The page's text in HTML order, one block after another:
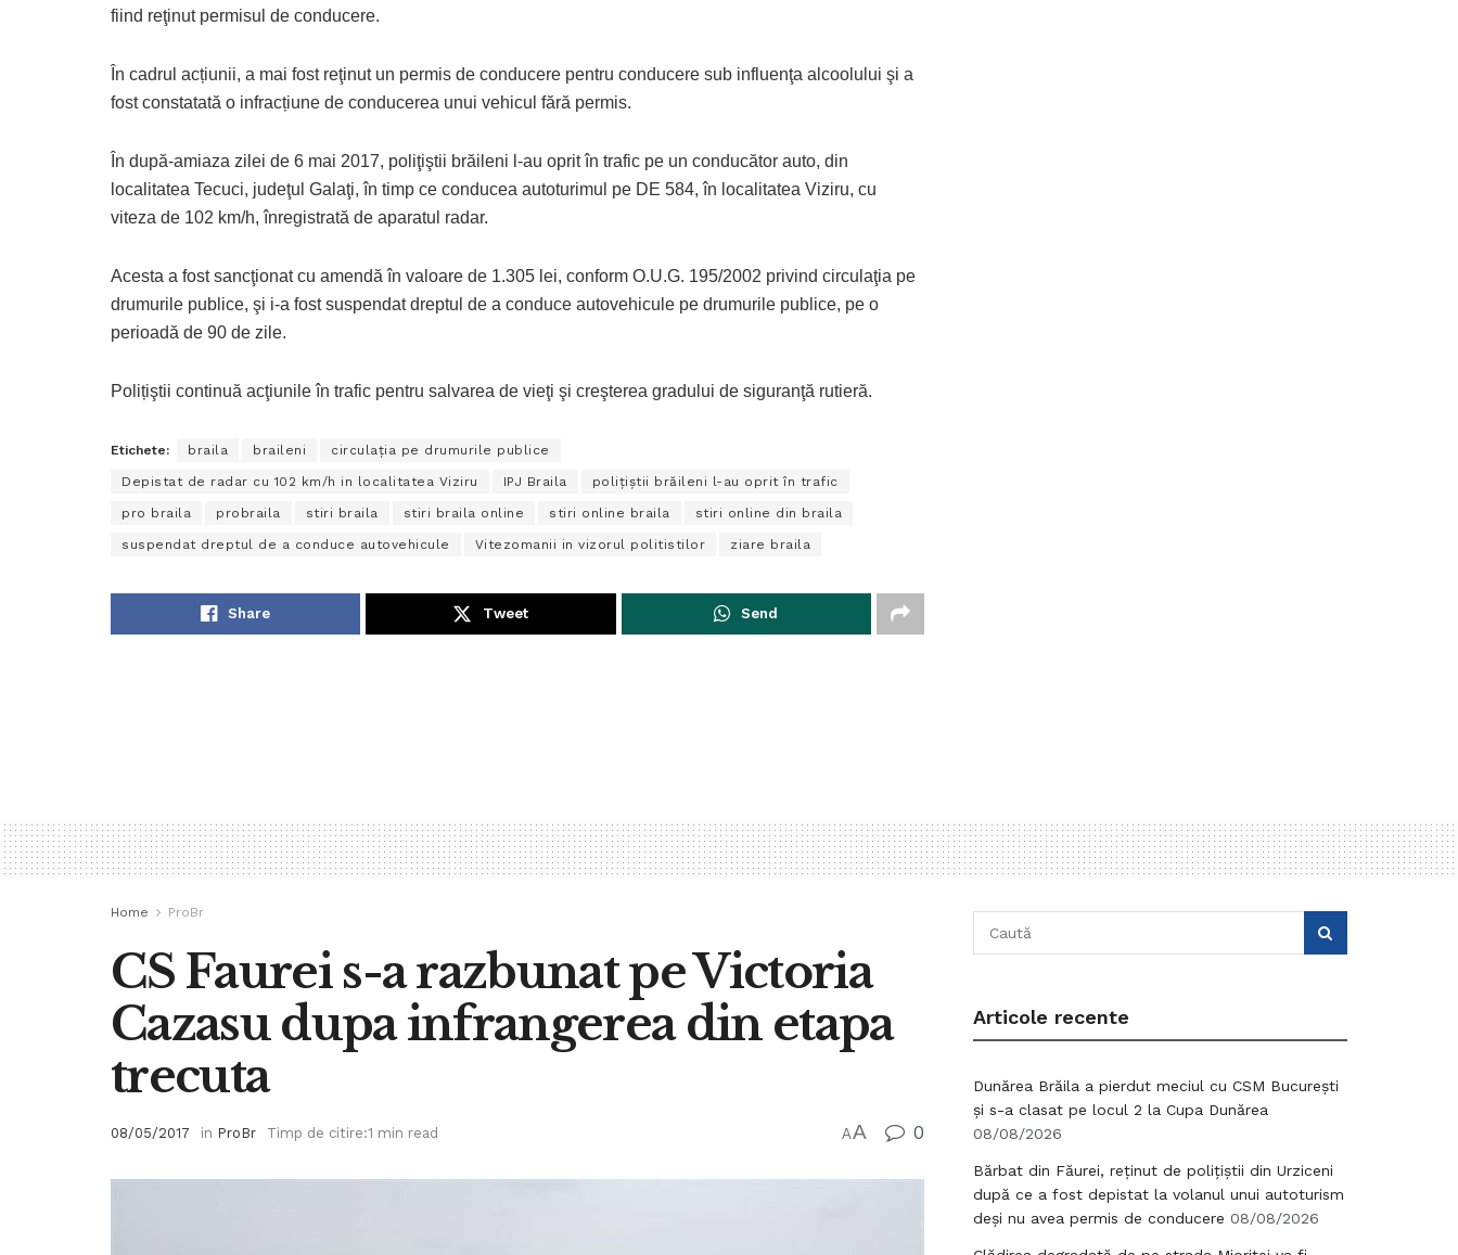
fiind reţinut permisul de conducere.
În cadrul acțiunii, a mai fost reţinut un permis de conducere pentru conducere sub influenţa alcoolului şi a
fost constatată o infracțiune de conducerea unui vehicul fără permis.
În după-amiaza zilei de 6 mai 2017, poliţiştii brăileni l-au oprit în trafic pe un conducător auto, din
localitatea Tecuci, judeţul Galaţi, în timp ce conducea autoturimul pe DE 584, în localitatea Viziru, cu
viteza de 102 km/h, înregistrată de aparatul radar.
Acesta a fost sancţionat cu amendă în valoare de 1.305 lei, conform O.U.G. 195/2002 privind circulaţia pe
drumurile publice, şi i-a fost suspendat dreptul de a conduce autovehicule pe drumurile publice, pe o
perioadă de 90 de zile.
Polițiştii continuă acţiunile în trafic pentru salvarea de vieţi şi creşterea gradului de siguranţă rutieră.
Etichete: braila braileni circulaţia pe drumurile publice
Depistat de radar cu 102 km/h in localitatea Viziru IPJ Braila poliţiştii brăileni l-au oprit în trafic
pro braila probraila stiri braila stiri braila online stiri online braila stiri online din braila
suspendat dreptul de a conduce autovehicule Vitezomanii in vizorul politistilor ziare braila
Share Tweet Send
Home ProBr
CS Faurei s-a razbunat pe Victoria
Cazasu dupa infrangerea din etapa
trecuta
08/05/2017 in ProBr Timp de citire:1 min read AA 0
Articole recente
Dunărea Brăila a pierdut meciul cu CSM București
și s-a clasat pe locul 2 la Cupa Dunărea
08/08/2026
Bărbat din Făurei, reținut de polițiștii din Urziceni
după ce a fost depistat la volanul unui autoturism
deși nu avea permis de conducere 08/08/2026